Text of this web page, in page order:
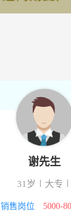
谢先生
31岁 大专
销售岗位 5000-